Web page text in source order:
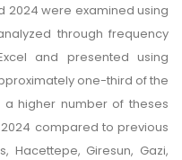
2024 were examined using
through frequency
and presented using
one-third of the
higher number of theses
compared to previous
Hacettepe, Giresun, Gazi,